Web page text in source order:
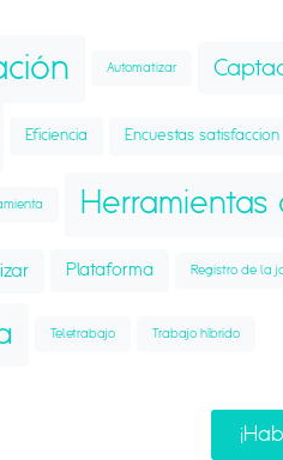
Automatizar
Eficiencia Encuestas satisfaccion
Herramientas
Plataforma Registro de la
Teletrabajo Trabajo híbrido